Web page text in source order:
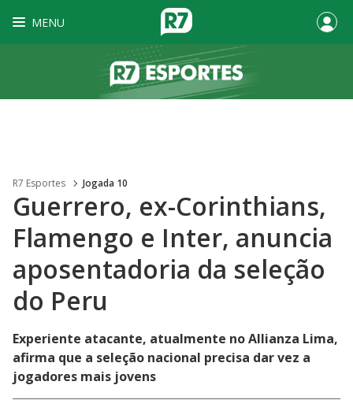
MENU
R7 Esportes Jogada 10
Guerrero, ex-Corinthians,
Flamengo e Inter, anuncia
aposentadoria da seleção
do Peru
Experiente atacante, atualmente no Allianza Lima,
afirma que a seleção nacional precisa dar vez a
jogadores mais jovens